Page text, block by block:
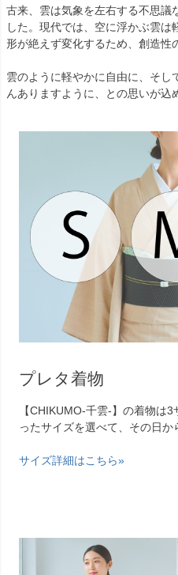
古来、雲は気象を左右する不思議
した。現代では、空に浮かぶ雲は
形が絶えず変化するため、創造性
雲のように軽やかに自由に、そし
んありますように、との思いが込
プレタ着物
【CHIKUMO-千雲-】の着物は
ったサイズを選べて、その日か
サイズ詳細はこちら»